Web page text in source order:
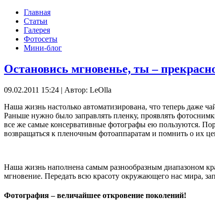
Главная
Статьи
Галерея
Фотосеты
Мини-блог
Остановись мгновенье, ты –
09.02.2011 15:24 | Автор: LeOlla
Наша жизнь настолько автоматизирована, что теперь даже
Раньше нужно было заправлять пленку, проявлять
все же самые консервативные фотографы ею пользуются.
возвращаться к пленочным фотоаппаратам и помнить о их
Наша жизнь наполнена самым разнообразным диапазоном
мгновение. Передать всю красоту окружающего нас мира,
Фотография – величайшее откровение поколений!